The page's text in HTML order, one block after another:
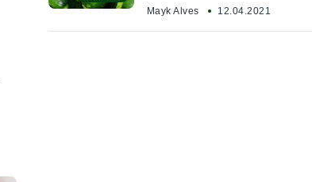
Mayk Alves 12.04.2021